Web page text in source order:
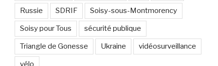
Russie SDRIF Soisy-sous-Montmorency
Soisy pour Tous sécurité publique
Triangle de Gonesse Ukraine vidéosurveillance
vélo